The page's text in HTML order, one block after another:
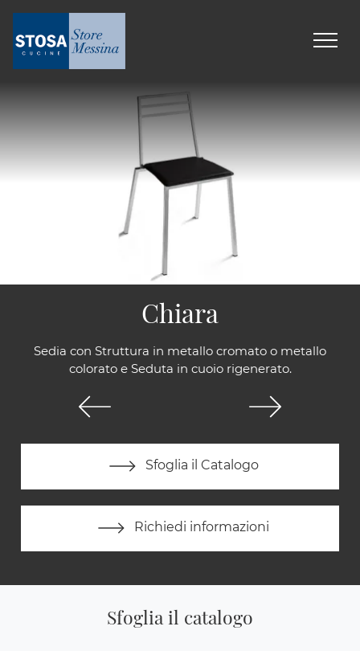
Sedia con Struttura in metallo cromato o metallo
colorato e Seduta in cuoio rigenerato.
Sfoglia il Catalogo
Richiedi informazioni
Chiara
Sfoglia il catalogo